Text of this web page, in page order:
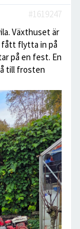
#1619247
Växthuset är
fått flytta in på
på en fest. En
till frosten